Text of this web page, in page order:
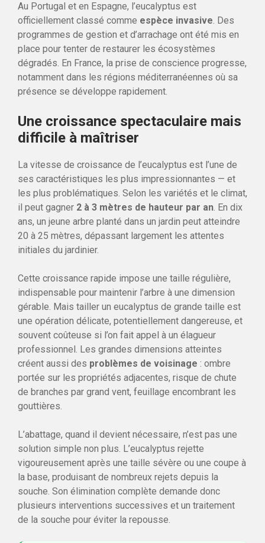
Au Portugal et en Espagne, l’eucalyptus est
officiellement classé comme espèce invasive. Des
programmes de gestion et d’arrachage ont été mis en
place pour tenter de restaurer les écosystèmes
dégradés. En France, la prise de conscience progresse,
notamment dans les régions méditerranéennes où sa
présence se développe rapidement.
Une croissance spectaculaire mais
difficile à maîtriser
La vitesse de croissance de l’eucalyptus est l’une de
ses caractéristiques les plus impressionnantes — et
les plus problématiques. Selon les variétés et le climat,
il peut gagner 2 à 3 mètres de hauteur par an. En dix
ans, un jeune arbre planté dans un jardin peut atteindre
20 à 25 mètres, dépassant largement les attentes
initiales du jardinier.
Cette croissance rapide impose une taille régulière,
indispensable pour maintenir l’arbre à une dimension
gérable. Mais tailler un eucalyptus de grande taille est
une opération délicate, potentiellement dangereuse, et
souvent coûteuse si l’on fait appel à un élagueur
professionnel. Les grandes dimensions atteintes
créent aussi des problèmes de voisinage : ombre
portée sur les propriétés adjacentes, risque de chute
de branches par grand vent, feuillage encombrant les
gouttières.
L’abattage, quand il devient nécessaire, n’est pas une
solution simple non plus. L’eucalyptus rejette
vigoureusement après une taille sévère ou une coupe à
la base, produisant de nombreux rejets depuis la
souche. Son élimination complète demande donc
plusieurs interventions successives et un traitement
de la souche pour éviter la repousse.